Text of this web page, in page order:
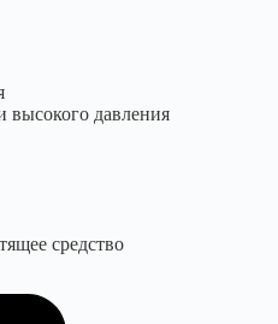
высокого давления
средство